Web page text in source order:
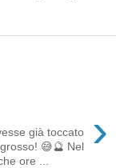
›
già toccato
😅🔮 Nel
ore ...